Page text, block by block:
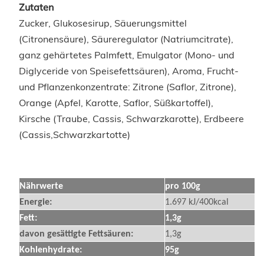
Zutaten
Zucker, Glukosesirup, Säuerungsmittel
(Citronensäure), Säureregulator (Natriumcitrate),
ganz gehärtetes Palmfett, Emulgator (Mono- und
Diglyceride von Speisefettsäuren), Aroma, Frucht-
und Pflanzenkonzentrate: Zitrone (Saflor, Zitrone),
Orange (Apfel, Karotte, Saflor, Süßkartoffel),
Kirsche (Traube, Cassis, Schwarzkarotte), Erdbeere
(Cassis,Schwarzkartotte)
Nährwerte
pro 100g
Energie:
1.697 kJ/400kcal
Fett:
1,3g
davon gesättigte Fettsäuren:
1,3g
Kohlenhydrate:
95g